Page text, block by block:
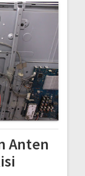
Anten